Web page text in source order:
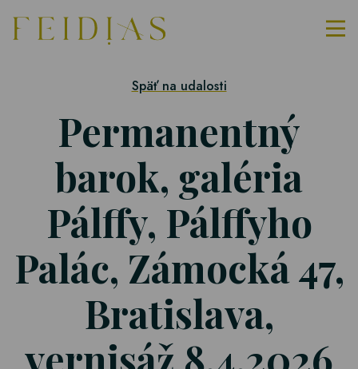
Späť na udalosti
Permanentný
barok, galéria
Pálffy, Pálffyho
Palác, Zámocká 47,
Bratislava,
vernisáž 8.4.2026